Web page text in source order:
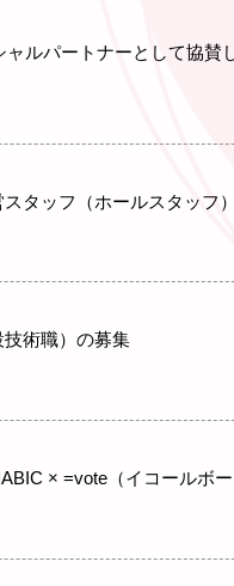
ャルパートナーとして協賛
タッフ（ホールスタッフ
技術職）の募集
× =vote（イコールボ